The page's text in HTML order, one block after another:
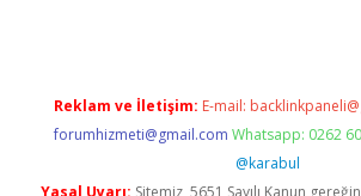
Reklam ve İletişim: E-mail:
forumhizmeti@gmail.com Whatsapp: 0262
@karabul
Yasal Uyarı: Sitemiz, 5651 Sayılı Kanun